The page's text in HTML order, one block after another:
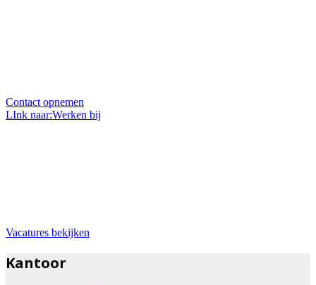
Contact opnemen
LInk naar:Werken bij
Vacatures bekijken
Kantoor